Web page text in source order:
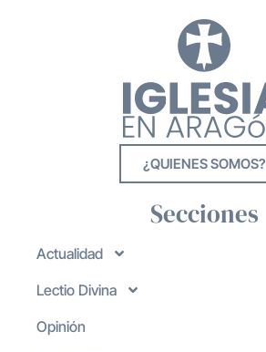
¿QUIENES SOMOS?
Secciones
Actualidad
Lectio Divina
Opinión